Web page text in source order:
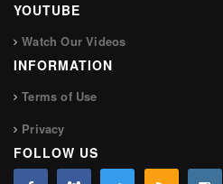
YOUTUBE
Watch Our Videos
INFORMATION
Terms of Use
Privacy
FOLLOW US